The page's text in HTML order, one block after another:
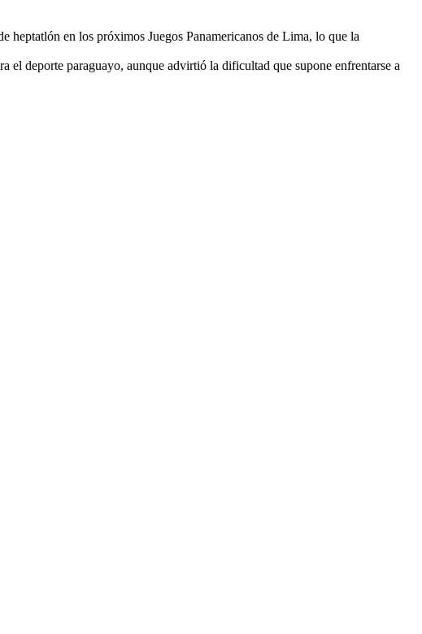
en los próximos Juegos Panamericanos de Lima, lo que la
deporte paraguayo, aunque advirtió la dificultad que supone enfrentarse a